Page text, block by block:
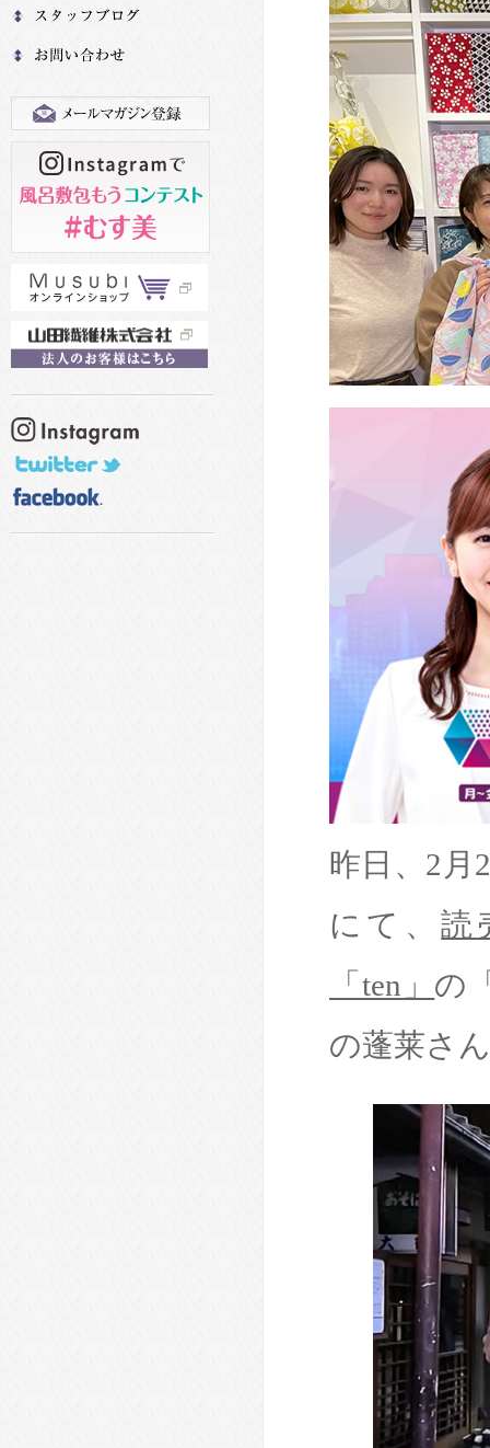
昨日、2月
にて、読
「ten」 の
の蓬莱さ